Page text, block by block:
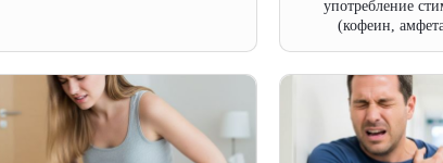
употребление
(кофеин,